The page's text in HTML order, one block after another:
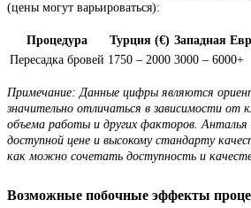
(цены могут варьироваться):
Процедура Турция (€) Западная
Пересадка бровей 1750 – 2000 3000 – 6000+
Примечание: Данные цифры являются
значительно отличаться в зависимости от
объема работы и других факторов. Анталья
доступной цене и высокому стандарту
как можно сочетать доступность и
Возможные побочные эффекты